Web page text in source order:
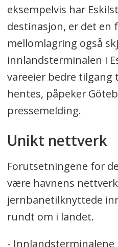
eksempelvis har
destinasjon, er det en
mellomlagring også
innlandsterminalen i
vareeier bedre tilgang
hentes, påpeker
pressemelding.
Unikt nettverk
Forutsetningene for
være havnens
jernbanetilknyttede
rundt om i landet.
-